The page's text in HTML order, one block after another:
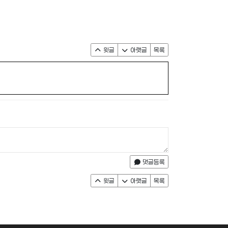
윗글 아랫글 목록
댓글등록
윗글 아랫글 목록